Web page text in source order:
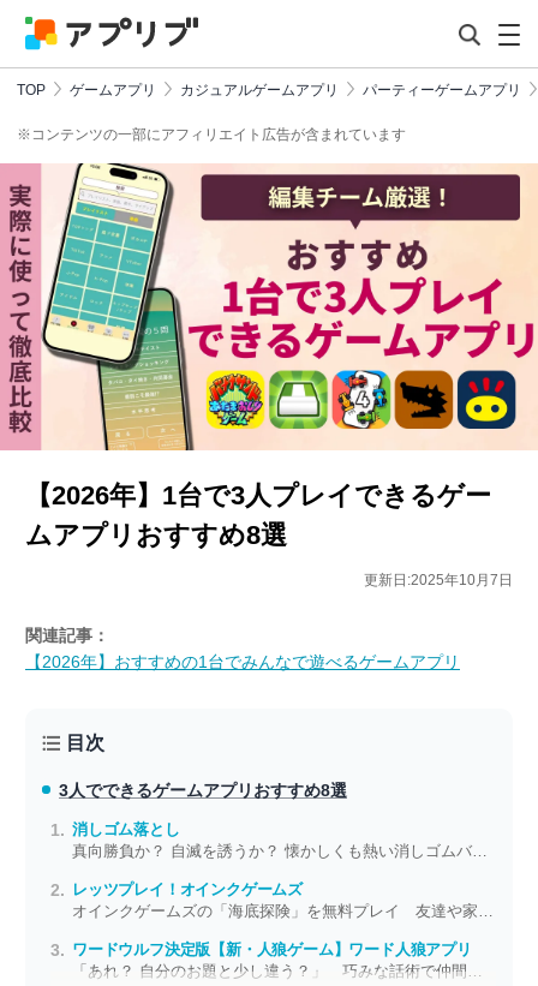
TOP ゲームアプリ カジュアルゲームアプリ パーティーゲームアプリ
※コンテンツの一部にアフィリエイト広告が含まれています
【2026年】1台で3人プレイできるゲー
ムアプリおすすめ8選
更新日:2025年10月7日
関連記事：
【2026年】おすすめの1台でみんなで遊べるゲームアプリ
目次
3人でできるゲームアプリ おすすめ8選
消しゴム落とし
レッツプレイ！オインクゲームズ
ワードウルフ決定版【新・人狼ゲーム】ワード人狼アプリ